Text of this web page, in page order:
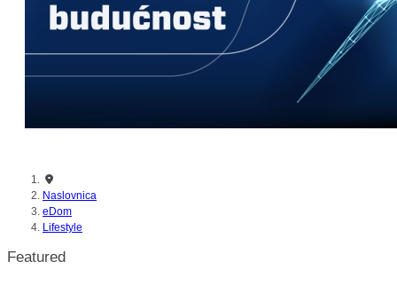
Naslovnica
eDom
Lifestyle
Featured